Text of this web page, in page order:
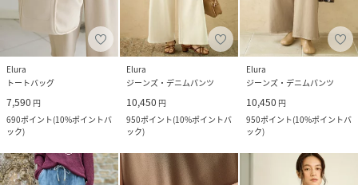
Elura
トートバッグ
7,590 円
690ポイント(10%ポイントバ
ック)
Elura
ジーンズ・デニムパンツ
10,450 円
950ポイント(10%ポイントバ
ック)
Elura
ジーンズ・デニムパンツ
10,450 円
950ポイント(10%ポイントバ
ック)